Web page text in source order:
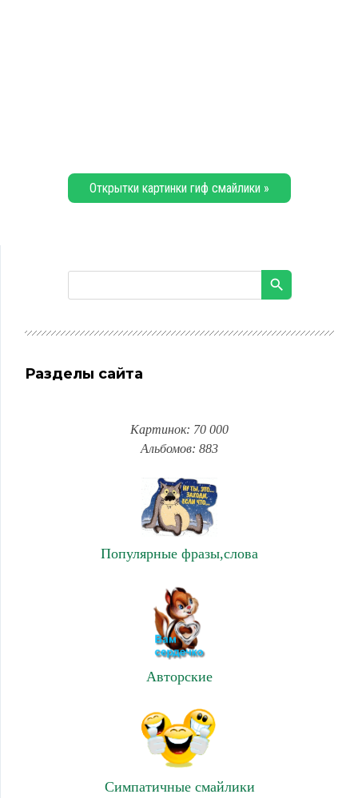
Открытки картинки гиф смайлики »
Разделы сайта
Картинок: 70 000
Альбомов: 883
Популярные фразы,слова
Авторские
Симпатичные смайлики